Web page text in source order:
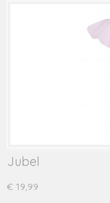
Jubel
€ 19,99